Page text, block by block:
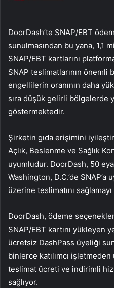
DoorDash’te SNAP/EBT
sunulmasından bu yana, 1,1
SNAP/EBT kartlarını
SNAP teslimatlarının önemli
engellilerin oranının daha
sıra düşük gelirli bölgelerde
göstermektedir.
Şirketin gıda erişimini
Açlık, Beslenme ve Sağlık
uyumludur. DoorDash, 50
Washington, D.C.’de
üzerine teslimatını
DoorDash, ödeme
SNAP/EBT kartını yükleyen
ücretsiz DashPass üyeliği
binlerce katılımcı
teslimat ücreti ve indirimli
sağlıyor.